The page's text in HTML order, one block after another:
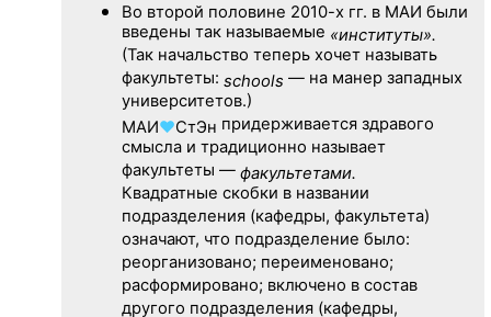
Во второй половине 2010-х гг. в МАИ были
введены так называемые «институты».
(Так начальство теперь хочет называть
факультеты: schools — на манер западных
университетов.)
МАИ♥СтЭн придерживается здравого
смысла и традиционно называет
факультеты — факультетами.
Квадратные скобки в названии
подразделения (кафедры, факультета)
означают, что подразделение было:
реорганизовано; переименовано;
расформировано; включено в состав
другого подразделения (кафедры,